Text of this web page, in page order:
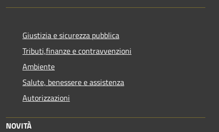
Giustizia e sicurezza pubblica
Tributi,finanze e contravvenzioni
Ambiente
Salute, benessere e assistenza
Autorizzazioni
NOVITÀ